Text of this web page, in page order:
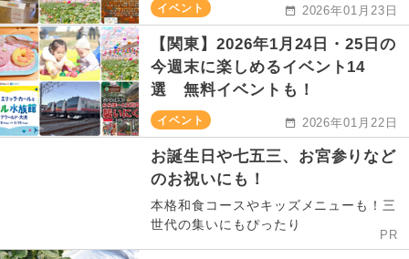
イベント 2026年01月23日
【関東】2026年1月24日・25日の
今週末に楽しめるイベント14
選 無料イベントも！
イベント 2026年01月22日
お誕生日や七五三、お宮参りなど
のお祝いにも！
本格和食コースやキッズメニューも！三
世代の集いにもぴったり
PR